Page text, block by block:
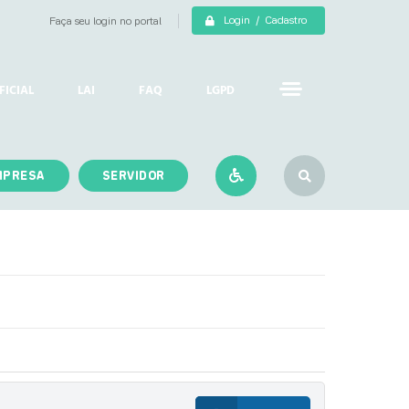
Faça seu login no portal Login / Cadastro
LAI FAQ LGPD
SERVIDOR